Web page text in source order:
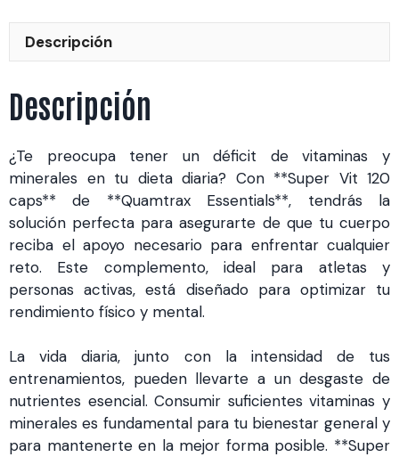
Descripción
Descripción
¿Te preocupa tener un déficit de vitaminas y
minerales en tu dieta diaria? Con **Super Vit 120
caps** de **Quamtrax Essentials**, tendrás la
solución perfecta para asegurarte de que tu cuerpo
reciba el apoyo necesario para enfrentar cualquier
reto. Este complemento, ideal para atletas y
personas activas, está diseñado para optimizar tu
rendimiento físico y mental.
La vida diaria, junto con la intensidad de tus
entrenamientos, pueden llevarte a un desgaste de
nutrientes esencial. Consumir suficientes vitaminas y
minerales es fundamental para tu bienestar general y
para mantenerte en la mejor forma posible. **Super